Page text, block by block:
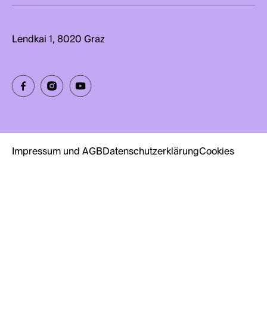
Lendkai 1, 8020 Graz
Impressum und AGBDatenschutzerklärungCookies